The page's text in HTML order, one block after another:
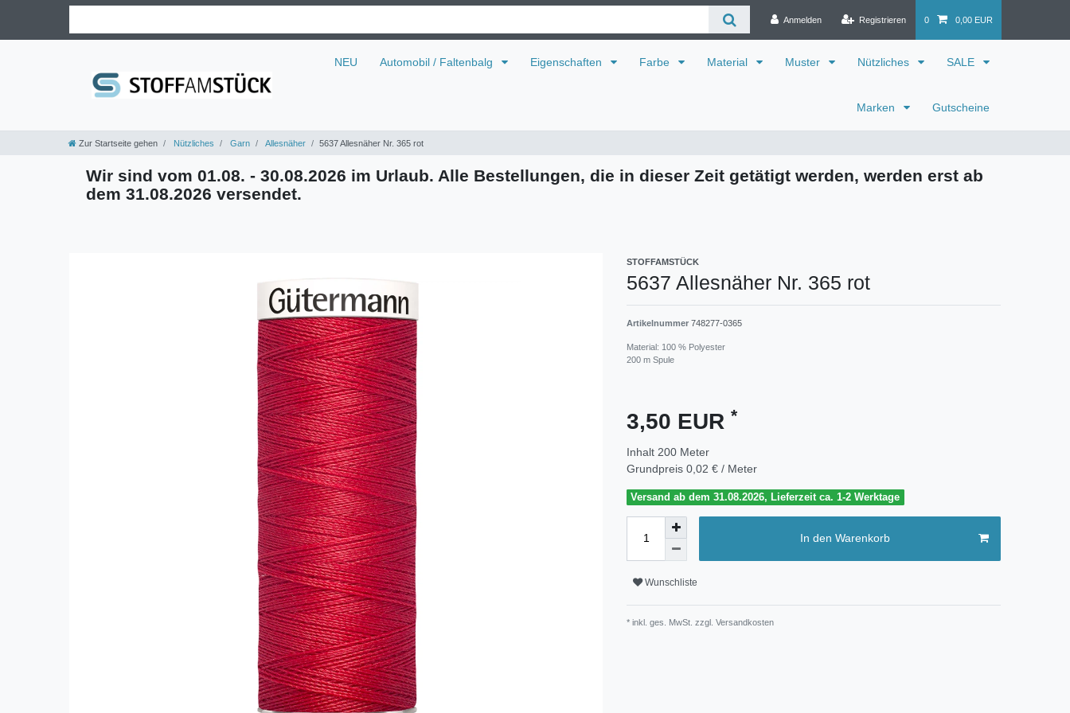
Anmelden Registrieren 0 0,00 EUR
NEU Automobil / Faltenbalg Eigenschaften Farbe Material Muster Nützliches SALE
Marken Gutscheine
Zur Startseite gehen Nützliches Garn Allesnäher 5637 Allesnäher Nr. 365 rot
Wir sind vom 01.08. - 30.08.2026 im Urlaub. Alle Bestellungen, die in dieser Zeit getätigt werden, werden erst ab
dem 31.08.2026 versendet.
STOFFAMSTÜCK
5637 Allesnäher Nr. 365 rot
Artikelnummer 748277-0365
Material: 100 % Polyester
200 m Spule
3,50 EUR *
Inhalt 200 Meter
Grundpreis 0,02 € / Meter
Versand ab dem 31.08.2026, Lieferzeit ca. 1-2 Werktage
In den Warenkorb
Wunschliste
* inkl. ges. MwSt. zzgl. Versandkosten